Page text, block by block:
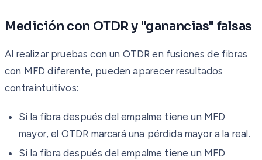
Medición con OTDR y "ganancias" falsas
Al realizar pruebas con un OTDR en fusiones de fibras
con MFD diferente, pueden aparecer resultados
contraintuitivos:
Si la fibra después del empalme tiene un MFD
mayor, el OTDR marcará una pérdida mayor a la real.
Si la fibra después del empalme tiene un MFD